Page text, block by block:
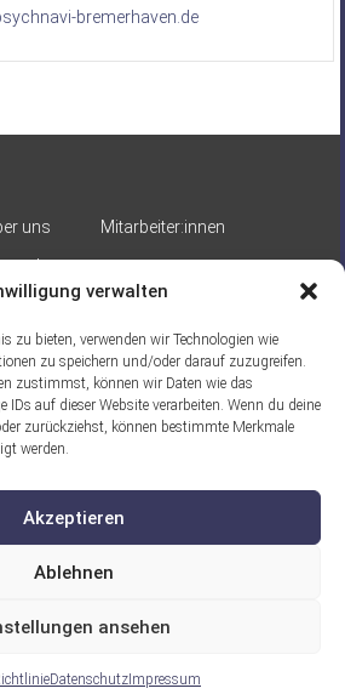
verwalten
zu bieten, verwenden wir Technologien wie
zu speichern und/oder darauf zuzugreifen.
zustimmst, können wir Daten wie das
IDs auf dieser Website verarbeiten. Wenn du deine
zurückziehst, können bestimmte Merkmale
werden.
Akzeptieren
Ablehnen
ansehen
Datenschutz Impressum
bremerhaven.de
uns
Mitarbeiter:innen
Gesundheit